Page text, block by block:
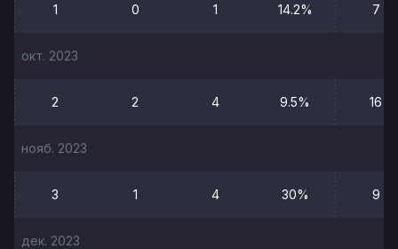
1 0 1 14.2% 7
окт. 2023
2 2 4 9.5% 16
нояб. 2023
3 1 4 30% 9
дек. 2023